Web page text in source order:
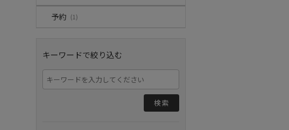
予約 (1)
キーワードで絞り込む
検索